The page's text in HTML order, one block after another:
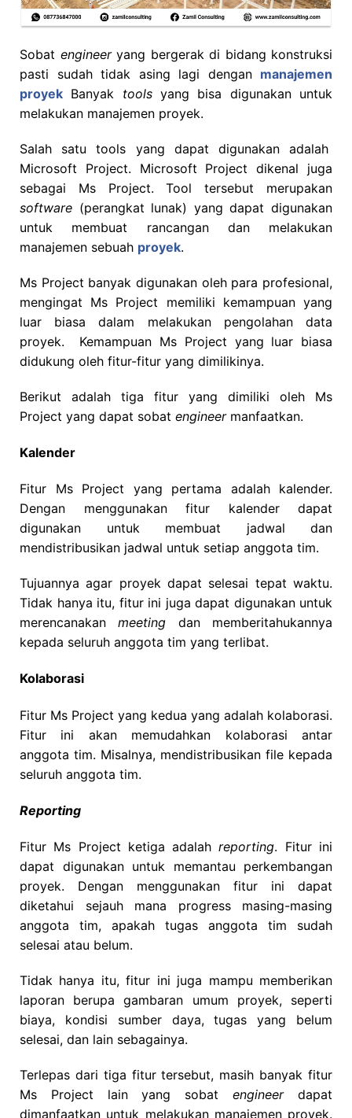
Sobat engineer yang bergerak di bidang konstruksi
pasti sudah tidak asing lagi dengan manajemen
proyek Banyak toolsyang bisa digunakan untuk
melakukan manajemen proyek.
Salah satu tools yang dapat digunakan adalah
Microsoft Project. Microsoft Project dikenal juga
sebagai Ms Project. Tool tersebut merupakan
software (perangkat lunak) yang dapat digunakan
untuk membuat rancangan dan melakukan
manajemen sebuah proyek.
Ms Project banyak digunakan oleh para profesional,
mengingat Ms Project memiliki kemampuan yang
luar biasa dalam melakukan pengolahan data
proyek. Kemampuan Ms Project yang luar biasa
didukung oleh fitur-fitur yang dimilikinya.
Berikut adalah tiga fitur yang dimiliki oleh Ms
Project yang dapat sobat engineer manfaatkan.
Kalender
Fitur Ms Project yang pertama adalah kalender.
Dengan menggunakan fitur kalender dapat
digunakan untuk membuat jadwal dan
mendistribusikan jadwal untuk setiap anggota tim.
Tujuannya agar proyek dapat selesai tepat waktu.
Tidak hanya itu, fitur ini juga dapat digunakan untuk
merencanakanmeeting dan memberitahukannya
kepada seluruh anggota tim yang terlibat.
Kolaborasi
Fitur Ms Project yang kedua yang adalah kolaborasi.
Fitur ini akan memudahkan kolaborasi antar
anggota tim. Misalnya, mendistribusikan file kepada
seluruh anggota tim.
Reporting
Fitur Ms Project ketiga adalahreporting. Fitur ini
dapat digunakan untuk memantau perkembangan
proyek. Dengan menggunakan fitur ini dapat
diketahui sejauh mana progress masing-masing
anggota tim, apakah tugas anggota tim sudah
selesai atau belum.
Tidak hanya itu, fitur ini juga mampu memberikan
laporan berupa gambaran umum proyek, seperti
biaya, kondisi sumber daya, tugas yang belum
selesai, dan lain sebagainya.
Terlepas dari tiga fitur tersebut, masih banyak fitur
Ms Project lain yang sobatengineerdapat
dimanfaatkan untuk melakukan manajemen proyek.